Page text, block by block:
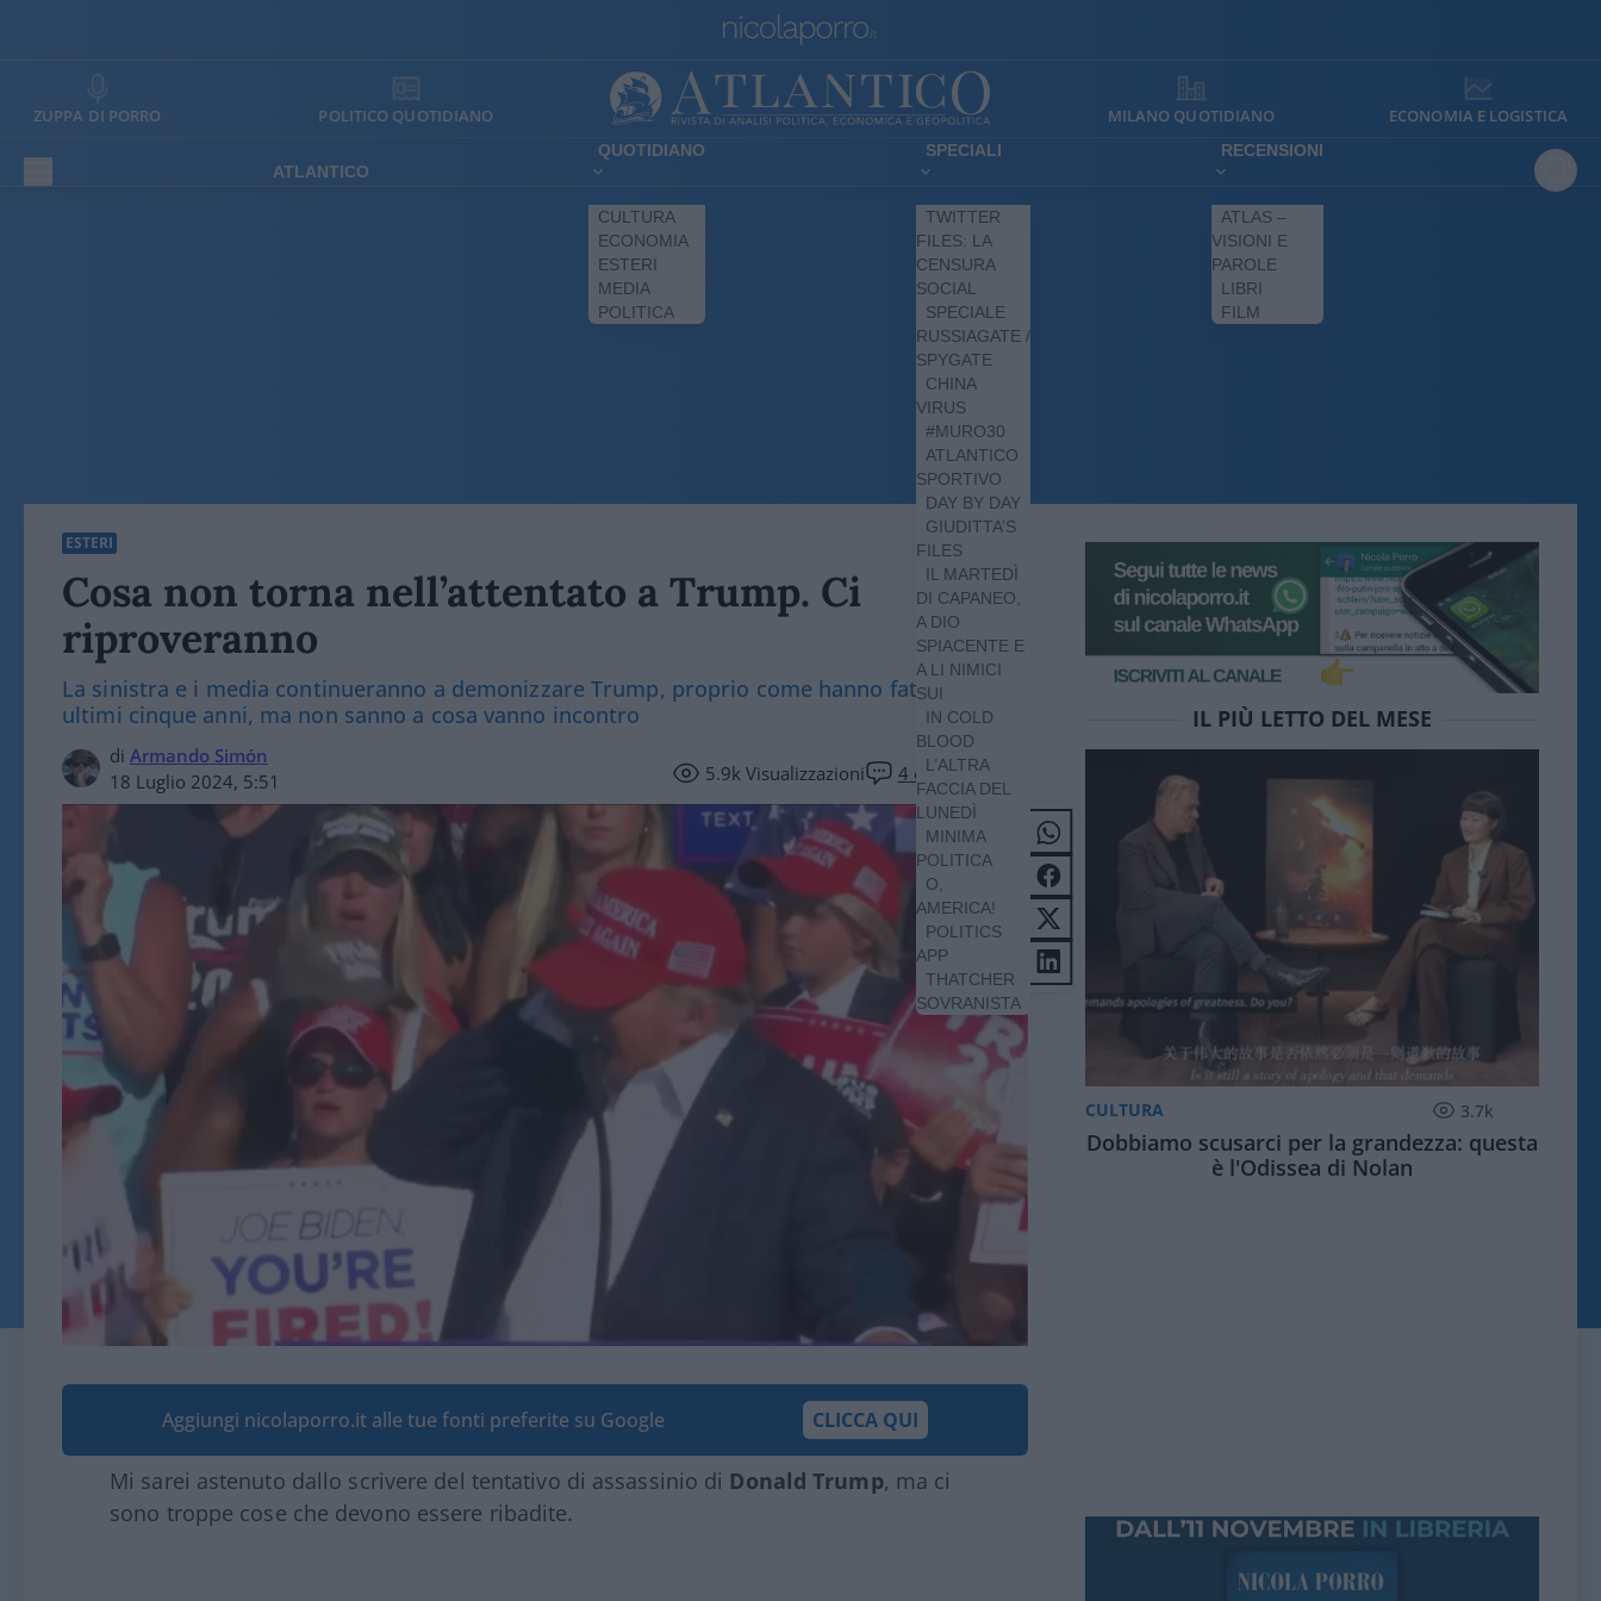
ZUPPA DI PORRO POLITICO QUOTIDIANO MILANO QUOTIDIANO ECONOMIA E LOGISTICA
ATLANTICO
QUOTIDIANO
CULTURA
ECONOMIA
ESTERI
MEDIA
POLITICA
SPECIALI
TWITTER
FILES: LA
CENSURA
SOCIAL
SPECIALE
RUSSIAGATE /
SPYGATE
CHINA
VIRUS
#MURO30
ATLANTICO
SPORTIVO
DAY BY DAY
GIUDITTA’S
FILES
IL MARTEDÌ
DI CAPANEO,
A DIO
SPIACENTE E
A LI NIMICI
SUI
IN COLD
BLOOD
L’ALTRA
FACCIA DEL
LUNEDÌ
MINIMA
POLITICA
O,
AMERICA!
POLITICS
APP
THATCHER
SOVRANISTA
RECENSIONI
ATLAS –
VISIONI E
PAROLE
LIBRI
FILM
ESTERI
Cosa non torna nell’attentato a Trump. Ci
riproveranno
La sinistra e i media continueranno a demonizzare Trump, proprio come hanno fatto negli
ultimi cinque anni, ma non sanno a cosa vanno incontro
di Armando Simón
18 Luglio 2024, 5:51
5.9k Visualizzazioni 4 commenti
Aggiungi nicolaporro.it alle tue fonti preferite su Google CLICCA QUI
Mi sarei astenuto dallo scrivere del tentativo di assassinio di Donald Trump, ma ci
sono troppe cose che devono essere ribadite.
IL PIÙ LETTO DEL MESE
CULTURA 3.7k
Dobbiamo scusarci per la grandezza: questa
è l'Odissea di Nolan